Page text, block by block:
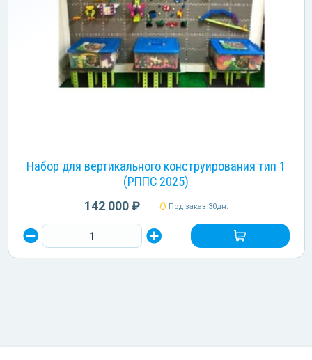
Набор для вертикального конструирования тип 1
(РППС 2025)
142 000 ₽ Под заказ 30дн.